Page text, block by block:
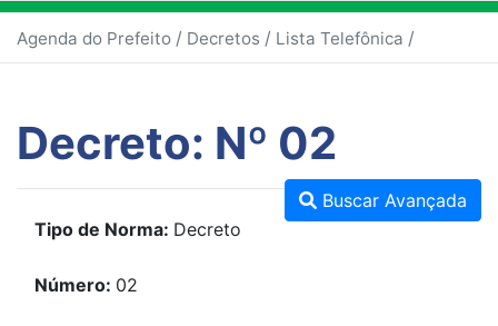
Agenda do Prefeito / Decretos / Lista Telefônica /
Decreto: Nº 02
Buscar Avançada
Tipo de Norma: Decreto
Número: 02